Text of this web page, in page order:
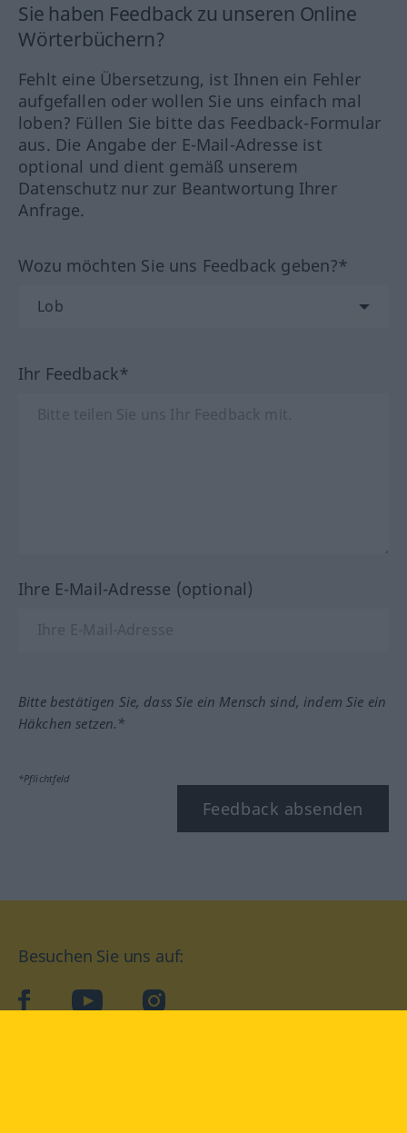
Sie haben Feedback zu unseren Online
Wörterbüchern?
Fehlt eine Übersetzung, ist Ihnen ein Fehler
aufgefallen oder wollen Sie uns einfach mal
loben? Füllen Sie bitte das Feedback-Formular
aus. Die Angabe der E-Mail-Adresse ist
optional und dient gemäß unserem
Datenschutz nur zur Beantwortung Ihrer
Anfrage.
Wozu möchten Sie uns Feedback geben?*
Ihr Feedback*
Ihre E-Mail-Adresse (optional)
Bitte bestätigen Sie, dass Sie ein Mensch sind, indem Sie ein
Häkchen setzen.*
*Pflichtfeld
Feedback absenden
Besuchen Sie uns auf:
facebookYouTube Instagram